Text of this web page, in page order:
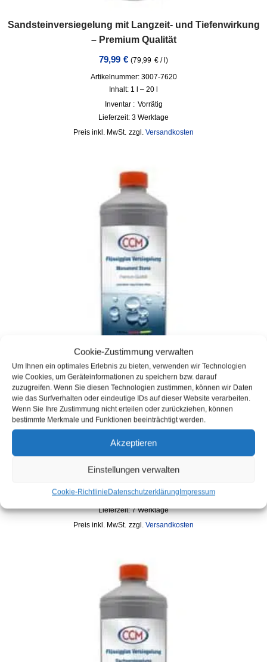
Cookie-Zustimmung verwalten
Um Ihnen ein optimales Erlebnis zu bieten, verwenden wir Technologien
wie Cookies, um Geräteinformationen zu speichern bzw. darauf
zuzugreifen. Wenn Sie diesen Technologien zustimmen, können wir Daten
wie das Surfverhalten oder eindeutige IDs auf dieser Website verarbeiten.
Wenn Sie Ihre Zustimmung nicht erteilen oder zurückziehen, können
bestimmte Merkmale und Funktionen beeinträchtigt werden.
Akzeptieren
Einstellungen verwalten
Cookie-RichtlinieDatenschutzerklärungImpressum
Sandsteinversiegelung mit Langzeit- und Tiefenwirkung
– Premium Qualität
79,99 € (79,99 € /l)
Artikelnummer: 3007-7620
Inhalt: 1
– 20
Inventar : Vorrätig
Lieferzeit: 3 Werktage
inkl. MwSt. zzgl. Versandkosten
Monument Stone – Stein & Beton
Flüssigglasversiegelung
Artikelnummer: 3009-8637-1
Inventar : Auf Lieferrückstand
Lieferzeit:7 Werktage
inkl. MwSt. zzgl. Versandkosten